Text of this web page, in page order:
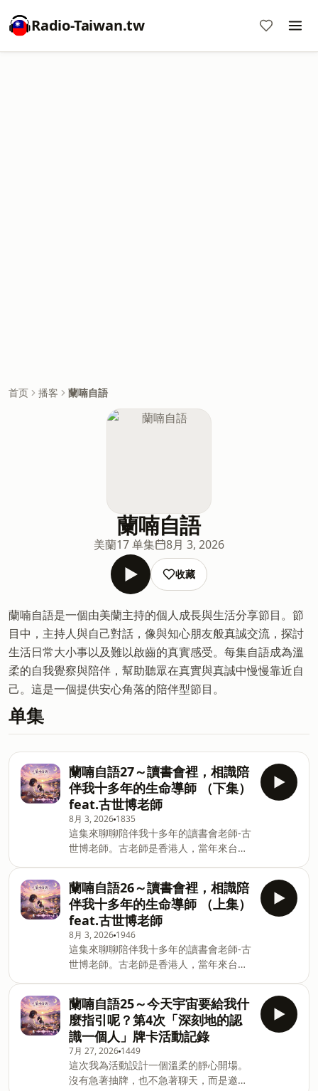
Radio-Taiwan.tw
首页 播客 蘭喃自語
蘭喃自語
美蘭17 单集 8月 3, 2026
收藏
蘭喃自語是一個由美蘭主持的個人成長與生活分享節目。節
目中，主持人與自己對話，像與知心朋友般真誠交流，探討
生活日常大小事以及難以啟齒的真實感受。每集自語成為溫
柔的自我覺察與陪伴，幫助聽眾在真實與真誠中慢慢靠近自
己。這是一個提供安心角落的陪伴型節目。
单集
蘭喃自語27～讀書會裡，相識陪
伴我十多年的生命導師 （下集）
feat.古世博老師
8月 3, 2026 1835
這集來聊聊陪伴我十多年的讀書會老師-古
世博老師。古老師是香港人，當年來台灣
豐富，曾在東帝士百貨、郭元益糕餅工作
過，也自己開過補習班。後來在家庭 EQ
協會接受講師培訓，從陪伴與教學的過程
裡，更深刻地了解自己。因為想陪伴更多
人在生活中渡過困惑與低潮，古老師創辦
讀書會，我自己藉由每一次的讀書會對
話，慢慢梳理、扭轉許多從原生家庭承襲
而來的限制性信念。參加讀書會這十多
年，彷彿是一場自我陪伴成長的旅程，一
起走一段看見自己的路。歡迎留言告訴我
你對這一集的想法：
amy5828w@gmail.com Powered by
Firstory Hosting
蘭喃自語26～讀書會裡，相識陪
伴我十多年的生命導師 （上集）
feat.古世博老師
8月 3, 2026 1946
這集來聊聊陪伴我十多年的讀書會老師-古
世博老師。古老師是香港人，當年來台灣
豐富，曾在東帝士百貨、郭元益糕餅工作
過，也自己開過補習班。後來在家庭 EQ
協會接受講師培訓，從陪伴與教學的過程
裡，更深刻地了解自己。因為想陪伴更多
人在生活中渡過困惑與低潮，古老師創辦
讀書會，我自己藉由每一次的讀書會對
話，慢慢梳理、扭轉許多從原生家庭承襲
蘭喃自語25～今天宇宙要給我什
麼指引呢？第4次「深刻地的認
識一個人」牌卡活動記錄
7月 27, 2026 1449
這次我為活動設計一個溫柔的靜心開場。
沒有急著抽牌，也不急著聊天，而是邀請